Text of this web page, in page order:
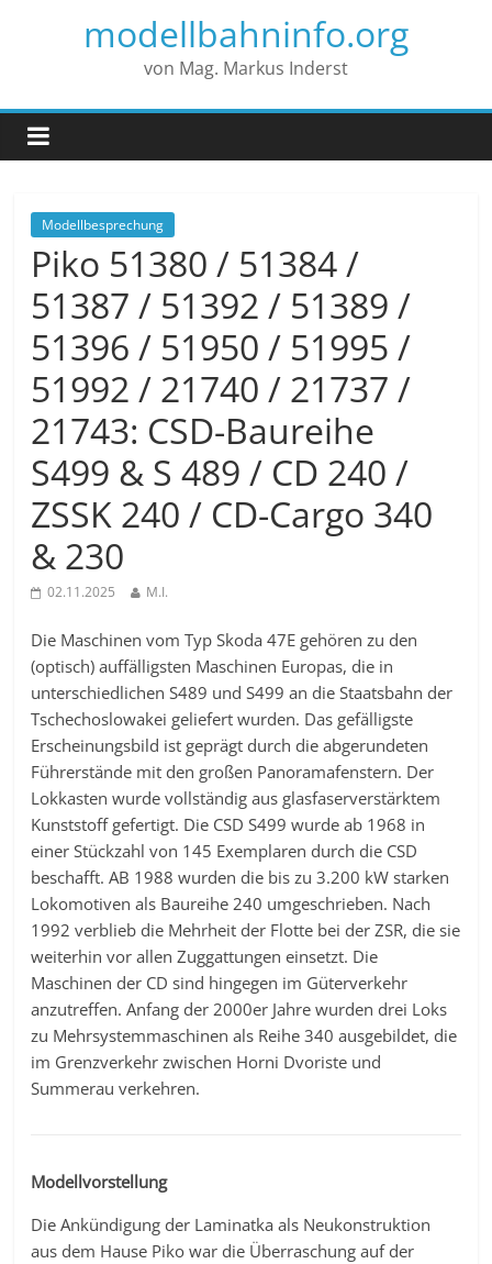
modellbahninfo.org
von Mag. Markus Inderst
Modellbesprechung
Piko 51380 / 51384 /
51387 / 51392 / 51389 /
51396 / 51950 / 51995 /
51992 / 21740 / 21737 /
21743: CSD-Baureihe
S499 & S 489 / CD 240 /
ZSSK 240 / CD-Cargo 340
& 230
02.11.2025 M.I.
Die Maschinen vom Typ Skoda 47E gehören zu den
(optisch) auffälligsten Maschinen Europas, die in
unterschiedlichen S489 und S499 an die Staatsbahn der
Tschechoslowakei geliefert wurden. Das gefälligste
Erscheinungsbild ist geprägt durch die abgerundeten
Führerstände mit den großen Panoramafenstern. Der
Lokkasten wurde vollständig aus glasfaserverstärktem
Kunststoff gefertigt. Die CSD S499 wurde ab 1968 in
einer Stückzahl von 145 Exemplaren durch die CSD
beschafft. AB 1988 wurden die bis zu 3.200 kW starken
Lokomotiven als Baureihe 240 umgeschrieben. Nach
1992 verblieb die Mehrheit der Flotte bei der ZSR, die sie
weiterhin vor allen Zuggattungen einsetzt. Die
Maschinen der CD sind hingegen im Güterverkehr
anzutreffen. Anfang der 2000er Jahre wurden drei Loks
zu Mehrsystemmaschinen als Reihe 340 ausgebildet, die
im Grenzverkehr zwischen Horni Dvoriste und
Summerau verkehren.
Modellvorstellung
Die Ankündigung der Laminatka als Neukonstruktion
aus dem Hause Piko war die Überraschung auf der